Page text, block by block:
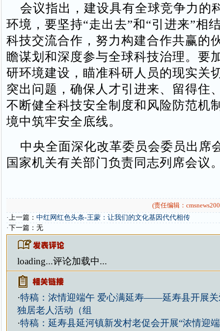
会议指出，建设具有全球竞争力的
环境，要坚持“走出去”和“引进来”相
科技交流合作，努力构建合作共赢的
瞻谋划和深度参与全球科技治理。要
研环境建设，瞄准科研人员的现实关
突出问题，确保人才引进来、留得住
不断健全科技安全制度和风险防范机
境中筑牢安全底线。
中央全面深化改革委员会委员出席
国家机关有关部门负责同志列席会议
(责任编辑：
·上一篇： 中红网红色头条-王蒙：让我们的文化基因代代相传
·下一篇：无
loading...评论加载中...
·特稿：浓情迎端午 爱心满延寿——延寿县开展关
独居老人活动（组
·特稿：延寿县延河镇新发村老促会开展“浓情迎